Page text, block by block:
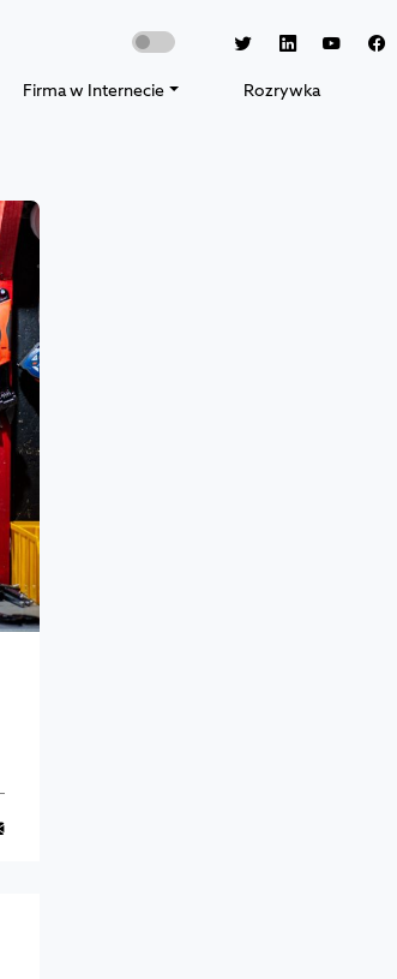
Firma w Internecie Rozrywka